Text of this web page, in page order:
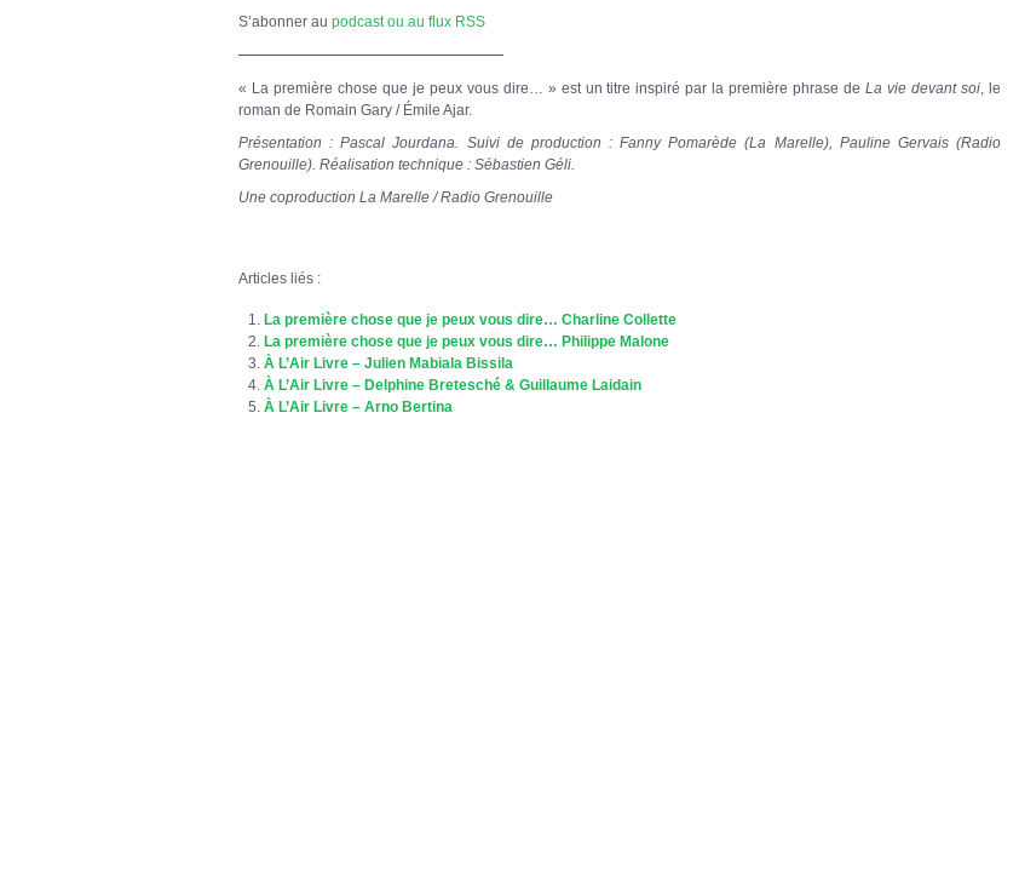
S’abonner au podcast ou au flux RSS
« La première chose que je peux vous dire… » est un titre inspiré par la première phrase deLa vie devant soi , le
roman de Romain Gary / Émile Ajar.
Présentation : Pascal Jourdana. Suivi de production : Fanny Pomarède (La Marelle), Pauline Gervais (Radio
Grenouille). Réalisation technique : Sébastien Géli.
Une coproduction La Marelle / Radio Grenouille
Articles liés :
La première chose que je peux vous dire… Charline Collette
La première chose que je peux vous dire… Philippe Malone
À L’Air Livre – Julien Mabiala Bissila
À L’Air Livre – Delphine Bretesché & Guillaume Laidain
À L’Air Livre – Arno Bertina